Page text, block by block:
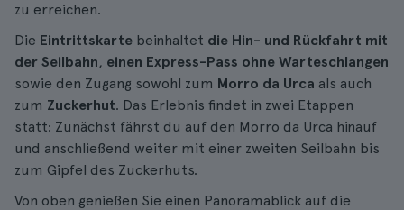
zu erreichen.
Die Eintrittskarte beinhaltet die Hin- und Rückfahrt mit
der Seilbahn, einen Express-Pass ohne Warteschlangen
sowie den Zugang sowohl zum Morro da Urca als auch
zum Zuckerhut. Das Erlebnis findet in zwei Etappen
statt: Zunächst fährst du auf den Morro da Urca hinauf
und anschließend weiter mit einer zweiten Seilbahn bis
zum Gipfel des Zuckerhuts.
Von oben genießen Sie einen Panoramablick auf die